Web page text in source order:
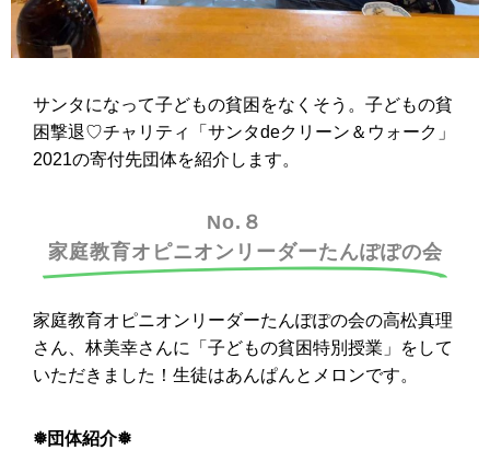
サンタになって子どもの貧困をなくそう。子どもの貧
困撃退♡チャリティ「サンタdeクリーン＆ウォーク」
2021の寄付先団体を紹介します。
No.８
家庭教育オピニオンリーダーたんぽぽの会
家庭教育オピニオンリーダーたんぽぽの会の高松真理
さん、林美幸さんに「子どもの貧困特別授業」をして
いただきました！生徒はあんぱんとメロンです。
❅団体紹介❅